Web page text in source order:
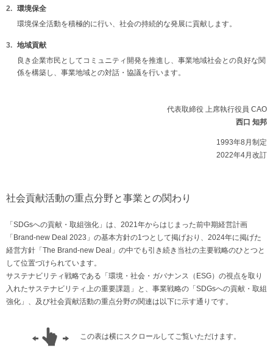
環境保全
環境保全活動を積極的に行い、社会の持続的な発展に貢献します。
地域貢献
良き企業市民としてコミュニティ開発を推進し、事業地域社会との良好な関
係を構築し、事業地域との対話・協議を行います。
代表取締役 上席執行役員 CAO
西口 知邦
1993年8月制定
2022年4月改訂
社会貢献活動の重点分野と事業との関わり
「SDGsへの貢献・取組強化」は、2021年からはじまった前中期経営計画
「Brand-new Deal 2023」の基本方針の1つとして掲げおり、2024年に掲げた
経営方針「The Brand-new Deal」の中でも引き続き当社の主要戦略のひとつと
して位置づけられています。
サステナビリティ戦略である「環境・社会・ガバナンス（ESG）の視点を取り
入れたサステナビリティ上の重要課題」と、事業戦略の「SDGsへの貢献・取組
強化」、及び社会貢献活動の重点分野の関連は以下に示す通りです。
この表は横にスクロールしてご覧いただけます。